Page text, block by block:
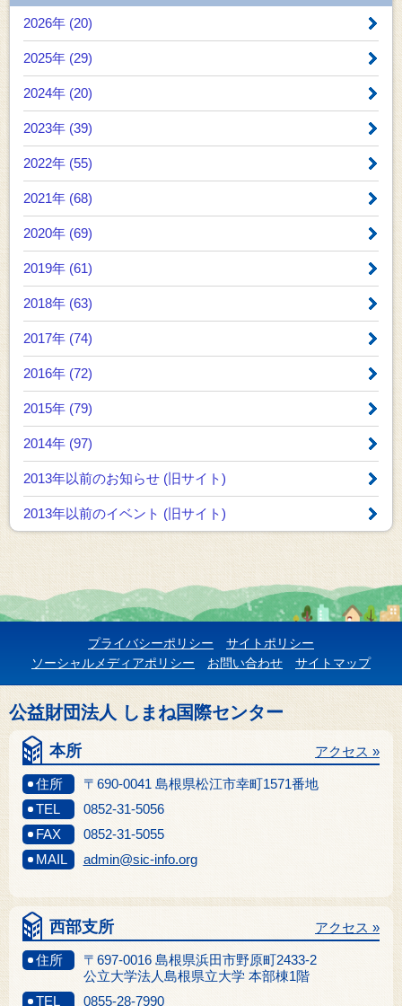
2026年 (20)
2025年 (29)
2024年 (20)
2023年 (39)
2022年 (55)
2021年 (68)
2020年 (69)
2019年 (61)
2018年 (63)
2017年 (74)
2016年 (72)
2015年 (79)
2014年 (97)
2013年以前のお知らせ (旧サイト)
2013年以前のイベント (旧サイト)
プライバシーポリシー
サイトポリシー
ソーシャルメディアポリシー
お問い合わせ サイトマップ
公益財団法人 しまね国際センター
本所
住所 〒690-0041 島根県松江市幸町1571番地
アクセス »
TEL
0852-31-5056
FAX
0852-31-5055
MAIL
admin@sic-info.org
西部支所
住所
〒697-0016 島根県浜田市野原町2433-2
公立大学法人島根県立大学 本部棟1階
アクセス »
TEL 0855-28-7990